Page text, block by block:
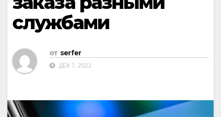
службами
от serfer
ДЕК 7, 2022